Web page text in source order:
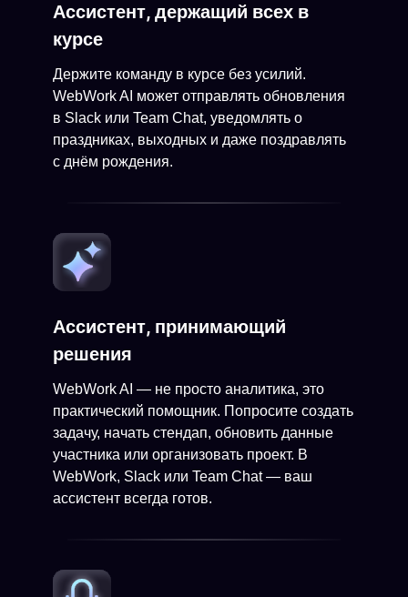
Ассистент, держащий всех в
курсе
Держите команду в курсе без усилий.
WebWork AI может отправлять обновления
в Slack или Team Chat, уведомлять о
праздниках, выходных и даже поздравлять
с днём рождения.
Ассистент, принимающий
решения
WebWork AI — не просто аналитика, это
практический помощник. Попросите создать
задачу, начать стендап, обновить данные
участника или организовать проект. В
WebWork, Slack или Team Chat — ваш
ассистент всегда готов.